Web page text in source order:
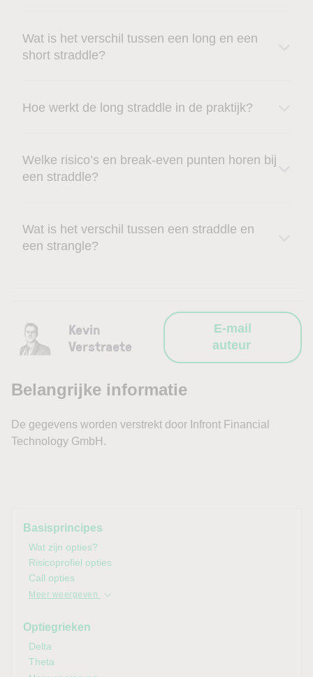
Wat is het verschil tussen een long en een
short straddle?
Hoe werkt de long straddle in de praktijk?
Welke risico’s en break-even punten horen bij
een straddle?
Wat is het verschil tussen een straddle en
een strangle?
Kevin
Verstraete
E-mail
auteur
Basisprincipes
Wat zijn opties?
Risicoprofiel opties
Call opties
Meer weergeven
Optiegrieken
Delta
Theta